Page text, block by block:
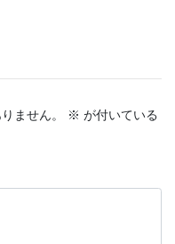
ません。 ※ が付いている